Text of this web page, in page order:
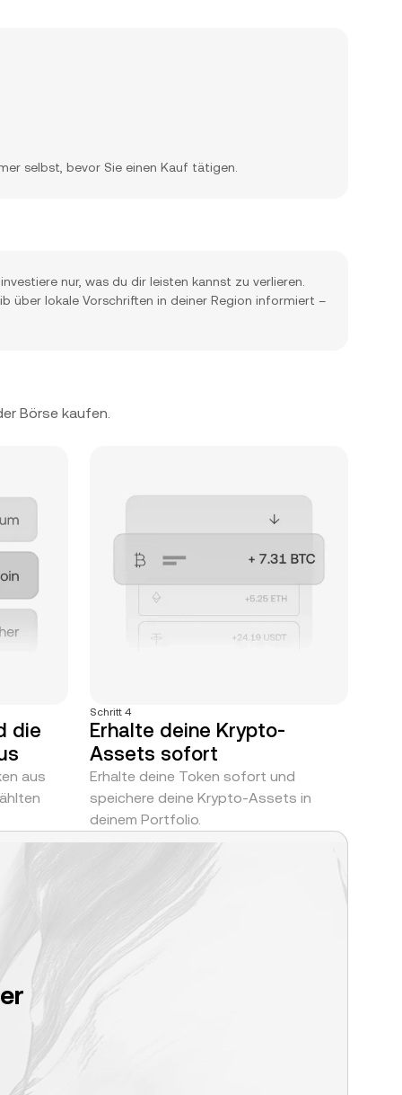
selbst, bevor Sie einen Kauf tätigen.
nur, was du dir leisten kannst zu verlieren.
über lokale Vorschriften in deiner Region informiert –
Börse kaufen.
die
aus
Schritt 4
Erhalte deine Krypto-
Assets sofort
Erhalte deine Token sofort und
speichere deine Krypto-Assets in
deinem Portfolio.